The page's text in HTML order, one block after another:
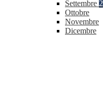
Settembre 2
Ottobre
Novembre
Dicembre